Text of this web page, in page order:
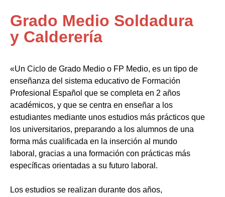
Grado Medio Soldadura
y Calderería
«Un Ciclo de Grado Medio o FP Medio, es un tipo de
enseñanza del sistema educativo de Formación
Profesional Español que se completa en 2 años
académicos, y que se centra en enseñar a los
estudiantes mediante unos estudios más prácticos que
los universitarios, preparando a los alumnos de una
forma más cualificada en la inserción al mundo
laboral, gracias a una formación con prácticas más
específicas orientadas a su futuro laboral.
Los estudios se realizan durante dos años,